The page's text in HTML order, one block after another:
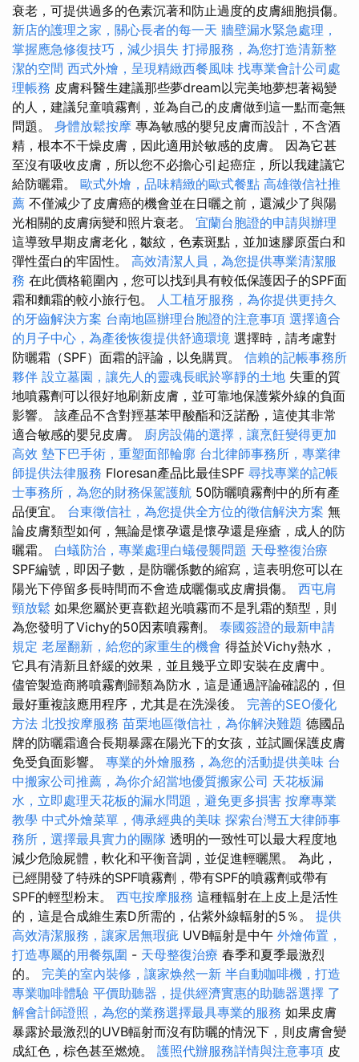
衰老，可提供過多的色素沉著和防止過度的皮膚細胞損傷。
新店的護理之家，關心長者的每一天 牆壁漏水緊急處理，
掌握應急修復技巧，減少損失 打掃服務，為您打造清新整
潔的空間 西式外燴，呈現精緻西餐風味 找專業會計公司處
理帳務 皮膚科醫生建議那些夢dream以完美地夢想著褐變
的人，建議兒童噴霧劑，並為自己的皮膚做到這一點而毫無
問題。 身體放鬆按摩 專為敏感的嬰兒皮膚而設計，不含酒
精，根本不干燥皮膚，因此適用於敏感的皮膚。 因為它甚
至沒有吸收皮膚，所以您不必擔心引起癌症，所以我建議它
給防曬霜。 歐式外燴，品味精緻的歐式餐點 高雄徵信社推
薦 不僅減少了皮膚癌的機會並在日曬之前，還減少了與陽
光相關的皮膚病變和照片衰老。 宜蘭台胞證的申請與辦理
這導致早期皮膚老化，皺紋，色素斑點，並加速膠原蛋白和
彈性蛋白的牢固性。 高效清潔人員，為您提供專業清潔服
務 在此價格範圍內，您可以找到具有較低保護因子的SPF面
霜和麵霜的較小旅行包。 人工植牙服務，為你提供更持久
的牙齒解決方案 台南地區辦理台胞證的注意事項 選擇適合
的月子中心，為產後恢復提供舒適環境 選擇時，請考慮對
防曬霜（SPF）面霜的評論，以免購買。 信賴的記帳事務所
夥伴 設立墓園，讓先人的靈魂長眠於寧靜的土地 失重的質
地噴霧劑可以很好地刷新皮膚，並可靠地保護紫外線的負面
影響。 該產品不含對羥基苯甲酸酯和泛諾酚，這使其非常
適合敏感的嬰兒皮膚。 廚房設備的選擇，讓烹飪變得更加
高效 墊下巴手術，重塑面部輪廓 台北律師事務所，專業律
師提供法律服務 Floresan產品比最佳SPF 尋找專業的記帳
士事務所，為您的財務保駕護航 50防曬噴霧劑中的所有產
品便宜。 台東徵信社，為您提供全方位的徵信解決方案 無
論皮膚類型如何，無論是懷孕還是懷孕還是痤瘡，成人的防
曬霜。 白蟻防治，專業處理白蟻侵襲問題 天母整復治療
SPF編號，即因子數，是防曬係數的縮寫，這表明您可以在
陽光下停留多長時間而不會造成曬傷或皮膚損傷。 西屯肩
頸放鬆 如果您屬於更喜歡超光噴霧而不是乳霜的類型，則
為您發明了Vichy的50因素噴霧劑。 泰國簽證的最新申請
規定 老屋翻新，給您的家重生的機會 得益於Vichy熱水，
它具有清新且舒緩的效果，並且幾乎立即安裝在皮膚中。
儘管製造商將噴霧劑歸類為防水，這是通過評論確認的，但
最好重複該應用程序，尤其是在洗澡後。 完善的SEO優化
方法 北投按摩服務 苗栗地區徵信社，為你解決難題 德國品
牌的防曬霜適合長期暴露在陽光下的女孩，並試圖保護皮膚
免受負面影響。 專業的外燴服務，為您的活動提供美味 台
中搬家公司推薦，為你介紹當地優質搬家公司 天花板漏
水，立即處理天花板的漏水問題，避免更多損害 按摩專業
教學 中式外燴菜單，傳承經典的美味 探索台灣五大律師事
務所，選擇最具實力的團隊 透明的一致性可以最大程度地
減少危險屍體，軟化和平衡音調，並促進輕曬黑。 為此，
已經開發了特殊的SPF噴霧劑，帶有SPF的噴霧劑或帶有
SPF的輕型粉末。 西屯按摩服務 這種輻射在上皮上是活性
的，這是合成維生素D所需的，佔紫外線輻射的5％。 提供
高效清潔服務，讓家居無瑕疵 UVB輻射是中午 外燴佈置，
打造專屬的用餐氛圍 - 天母整復治療 春季和夏季最激烈
的。 完美的室內裝修，讓家焕然一新 半自動咖啡機，打造
專業咖啡體驗 平價助聽器，提供經濟實惠的助聽器選擇 了
解會計師證照，為您的業務選擇最具專業的服務 如果皮膚
暴露於最激烈的UVB輻射而沒有防曬的情況下，則皮膚會變
成紅色，棕色甚至燃燒。 護照代辦服務詳情與注意事項 皮